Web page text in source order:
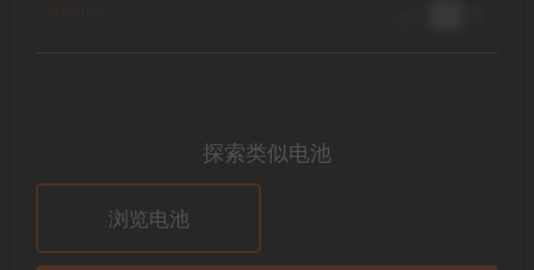
探索类似电池
浏览电池